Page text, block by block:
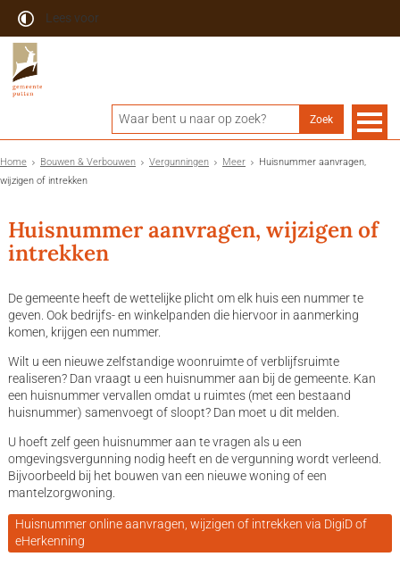
Lees voor
Home Bouwen & Verbouwen Vergunningen Meer
Huisnummer aanvragen,
wijzigen of intrekken
Huisnummer aanvragen, wijzigen of
intrekken
De gemeente heeft de wettelijke plicht om elk huis een nummer te
geven. Ook bedrijfs- en winkelpanden die hiervoor in aanmerking
komen, krijgen een nummer.
Wilt u een nieuwe zelfstandige woonruimte of verblijfsruimte
realiseren? Dan vraagt u een huisnummer aan bij de gemeente. Kan
een huisnummer vervallen omdat u ruimtes (met een bestaand
huisnummer) samenvoegt of sloopt? Dan moet u dit melden.
U hoeft zelf geen huisnummer aan te vragen als u een
omgevingsvergunning nodig heeft en de vergunning wordt verleend.
Bijvoorbeeld bij het bouwen van een nieuwe woning of een
mantelzorgwoning.
Huisnummer online aanvragen, wijzigen of intrekken via DigiD of
eHerkenning